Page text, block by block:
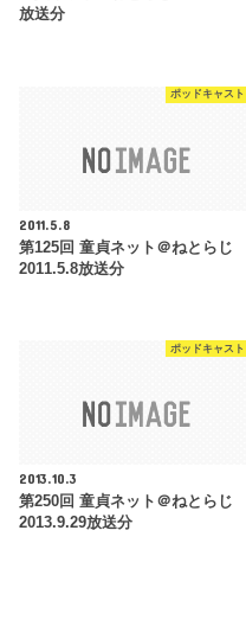
放送分
ポッドキャスト
2011.5.8
第125回 童貞ネット＠ねとらじ
2011.5.8放送分
ポッドキャスト
2013.10.3
第250回 童貞ネット＠ねとらじ
2013.9.29放送分